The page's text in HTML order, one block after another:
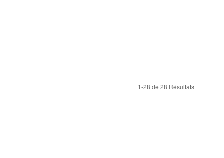
1-28 de 28 Résultats